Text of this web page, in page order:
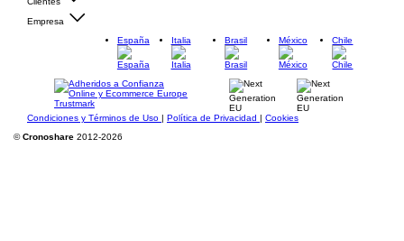
Empresa
España
Italia Brasil México Chile
Condiciones y Términos de Uso | Política de Privacidad | Cookies
©Cronoshare 2012-2026